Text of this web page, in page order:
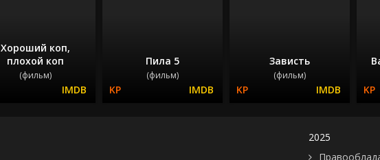
Хороший коп,
плохой коп
(фильм)
Пила 5
(фильм)
Зависть
(фильм)
2025